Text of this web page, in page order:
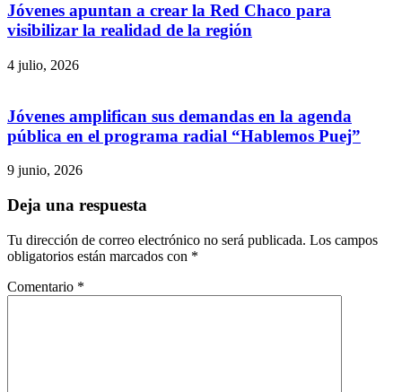
Jóvenes apuntan a crear la Red Chaco para
visibilizar la realidad de la región
4 julio, 2026
Jóvenes amplifican sus demandas en la agenda
pública en el programa radial “Hablemos Puej”
9 junio, 2026
Deja una respuesta
Tu dirección de correo electrónico no será publicada. Los campos
obligatorios están marcados con *
Comentario *